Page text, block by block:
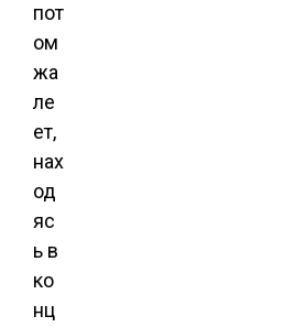
пот
ом
жа
ле
ет,
нах
од
яс
ь в
ко
нц